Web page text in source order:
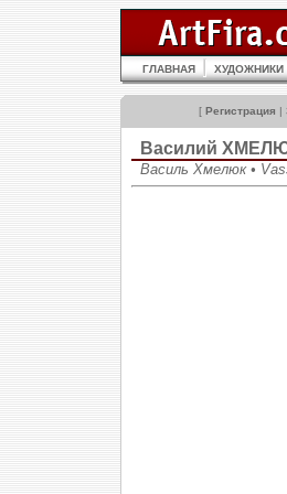
ГЛАВНАЯ ХУДОЖНИКИ
[ Регистрация |
Василий
Василь Хмелюк •